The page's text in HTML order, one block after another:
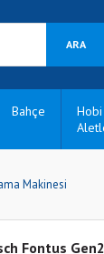
ARA
Bahçe
Hobi
Makinesi
Fontus